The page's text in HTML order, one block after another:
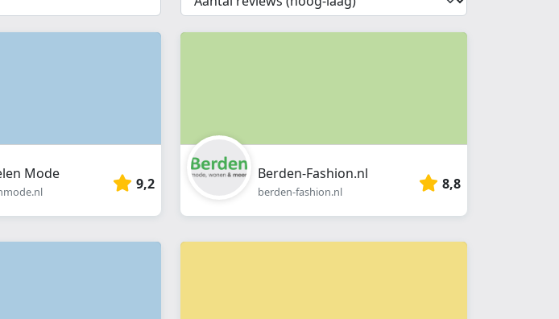
__('Sort')
}}
Mode
9,2
Berden-Fashion.nl
berden-fashion.nl 8,8